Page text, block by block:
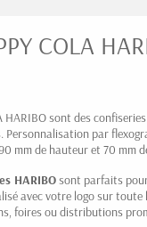
COLA
HARIBO sont des
Personnalisation par
mm de hauteur et 70 mm
HARIBO sont parfaits
avec votre logo sur
foires ou distributions